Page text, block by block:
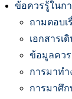
ข้อควรรู้ในก
ถามตอบเ
เอกสารเ
ข้อมูลควร
การมาทำ
การมาศึก